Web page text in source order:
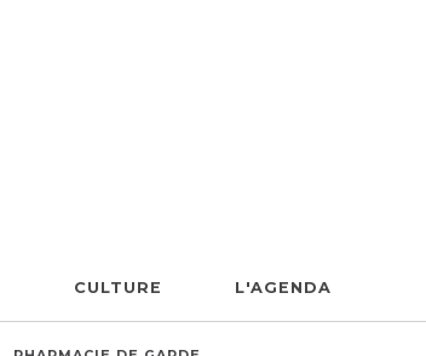
CULTURE L'AGENDA